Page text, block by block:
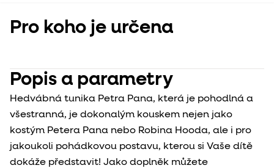
Pro koho je určena
Popis a parametry
Hedvábná tunika Petra Pana, která je pohodlná a
všestranná, je dokonalým kouskem nejen jako
kostým Petera Pana nebo Robina Hooda, ale i pro
jakoukoli pohádkovou postavu, kterou si Vaše dítě
dokáže představit! Jako doplněk můžete